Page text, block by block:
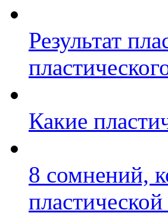
Результат
Какие
8 сомнений,